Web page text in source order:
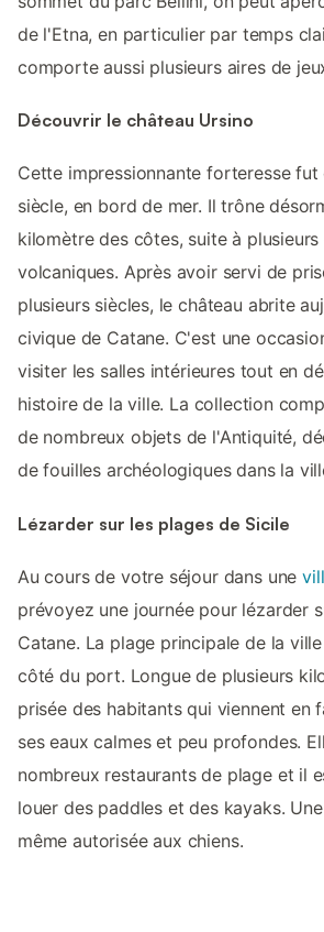
de l'Etna, en particulier par temps
comporte aussi plusieurs aires de
Découvrir le château Ursino
Cette impressionnante forteresse fut
siècle, en bord de mer. Il trône
kilomètre des côtes, suite à
volcaniques. Après avoir servi de
plusieurs siècles, le château abrite
civique de Catane. C'est une
visiter les salles intérieures tout en
histoire de la ville. La collection
de nombreux objets de l'Antiquité,
de fouilles archéologiques dans la
Lézarder sur les plages de Sicile
Au cours de votre séjour dans une
prévoyez une journée pour lézarder
Catane. La plage principale de la
côté du port. Longue de plusieurs
prisée des habitants qui viennent en
ses eaux calmes et peu profondes.
nombreux restaurants de plage et il
louer des paddles et des kayaks.
même autorisée aux chiens.